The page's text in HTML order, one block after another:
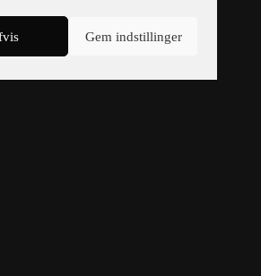
Gem indstillinger